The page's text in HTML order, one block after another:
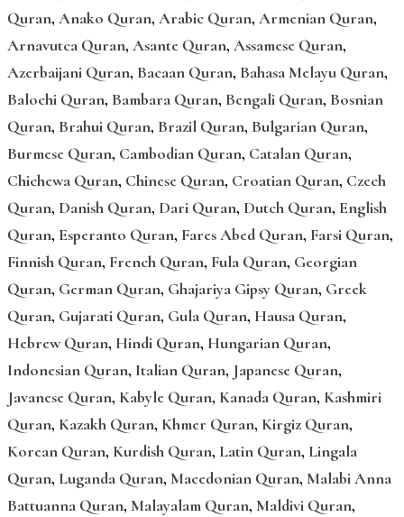
Quran, Anako Quran, Arabic Quran, Armenian Quran,
Arnavutca Quran, Asante Quran, Assamese Quran,
Azerbaijani Quran, Bacaan Quran, Bahasa Melayu Quran,
Balochi Quran, Bambara Quran, Bengali Quran, Bosnian
Quran, Brahui Quran, Brazil Quran, Bulgarian Quran,
Burmese Quran, Cambodian Quran, Catalan Quran,
Chichewa Quran, Chinese Quran, Croatian Quran, Czech
Quran, Danish Quran, Dari Quran, Dutch Quran, English
Quran, Esperanto Quran, Fares Abed Quran, Farsi Quran,
Finnish Quran, French Quran, Fula Quran, Georgian
Quran, German Quran, Ghajariya Gipsy Quran, Greek
Quran, Gujarati Quran, Gula Quran, Hausa Quran,
Hebrew Quran, Hindi Quran, Hungarian Quran,
Indonesian Quran, Italian Quran, Japanese Quran,
Javanese Quran, Kabyle Quran, Kanada Quran, Kashmiri
Quran, Kazakh Quran, Khmer Quran, Kirgiz Quran,
Korean Quran, Kurdish Quran, Latin Quran, Lingala
Quran, Luganda Quran, Macedonian Quran, Malabi Anna
Battuanna Quran, Malayalam Quran, Maldivi Quran,